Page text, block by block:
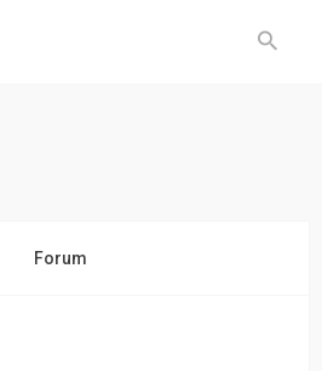
Forum